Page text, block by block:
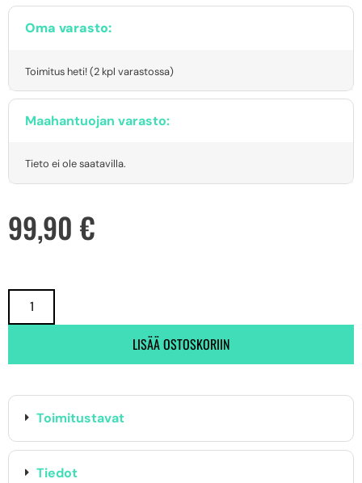
Oma varasto:
Toimitus heti! (2 kpl varastossa)
Maahantuojan varasto:
Tieto ei ole saatavilla.
99,90 €
LISÄÄ OSTOSKORIIN
Toimitustavat
Tiedot